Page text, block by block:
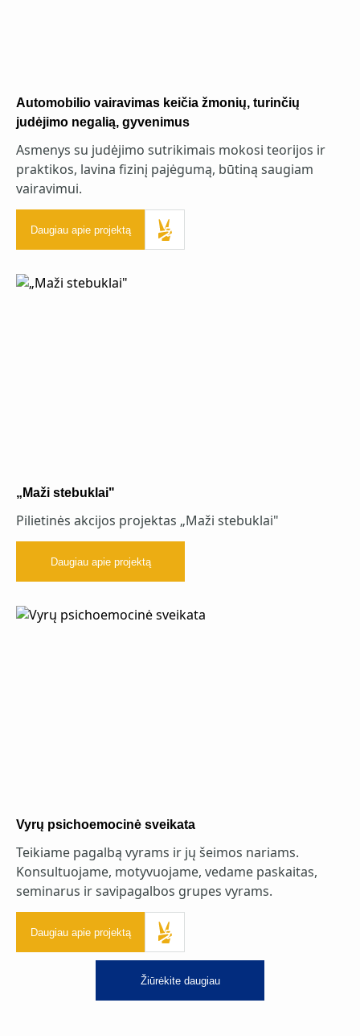
Automobilio vairavimas keičia žmonių, turinčių
judėjimo negalią, gyvenimus
Asmenys su judėjimo sutrikimais mokosi teorijos ir
praktikos, lavina fizinį pajėgumą, būtiną saugiam
vairavimui.
Daugiau apie projektą
„Maži stebuklai"
Pilietinės akcijos projektas „Maži stebuklai"
Daugiau apie projektą
Vyrų psichoemocinė sveikata
Teikiame pagalbą vyrams ir jų šeimos nariams.
Konsultuojame, motyvuojame, vedame paskaitas,
seminarus ir savipagalbos grupes vyrams.
Daugiau apie projektą
Žiūrėkite daugiau